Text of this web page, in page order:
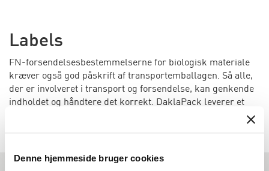
Denne hjemmeside bruger cookies
Labels
FN-forsendelsesbestemmelserne for biologisk materiale
kræver også god påskrift af transportemballagen. Så alle,
der er involveret i transport og forsendelse, kan genkende
indholdet og håndtere det korrekt. DaklaPack leverer et